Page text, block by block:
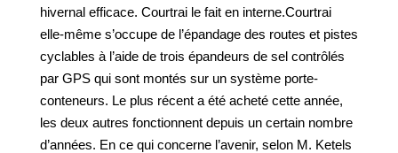
hivernal efficace. Courtrai le fait en interne.Courtrai
elle-même s’occupe de l’épandage des routes et pistes
cyclables à l’aide de trois épandeurs de sel contrôlés
par GPS qui sont montés sur un système porte-
conteneurs. Le plus récent a été acheté cette année,
les deux autres fonctionnent depuis un certain nombre
d’années. En ce qui concerne l’avenir, selon M. Ketels